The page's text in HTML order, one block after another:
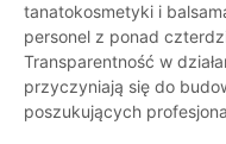
tanatokosmetyki i
personel z ponad
Transparentność w
przyczyniają się do
poszukujących